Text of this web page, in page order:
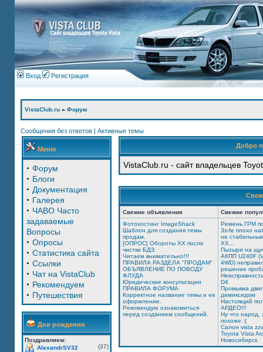
Вход Регистрация
VistaClub.ru » Форум
Сообщения без ответов | Активные темы
Меню
· Форум
· Блоги
· Документация
· Галерея
· ЧАВО Часто
задаваемые
Вопросы
· Опросы
· Статистика сайта
· Ссылки
· Чат на VistaClub
· Рекомендуем
· Путешествия
Дни рождения
Поздравляем:
AlexandrSV32
(37)
Добро
VistaClub.ru - сайт владельцев
Свежие объявления
Свежие
Фотохостинг ImageShack
Шаблон для создания темы
продам.
[ОПРОС] Обороты ХХ после
чистки БДЗ.
Читаем внимательно!!!
ПРАВИЛА РАЗДЕЛА "ПРОДАМ"
ОБЪЯВЛЕНИЕ ПО ПОВОДУ
ФЛУДА
Юридические консультации
ПРАВИЛА ФОРУМА
Корректное название темы и ее
оформление.
Рекомендую ознакомиться
перед созданием сообщений.
Ремень ГРМ
3s-fe плохо
не
ХХ...
Пызыри на
АКПП U240F
4WD)
решение
D4
Промывка
демиксидом
Настоящий
АРДЕО!!!
Ну что народ,
похоже :(
Салон vista
Toyota Vista
Новосибирск